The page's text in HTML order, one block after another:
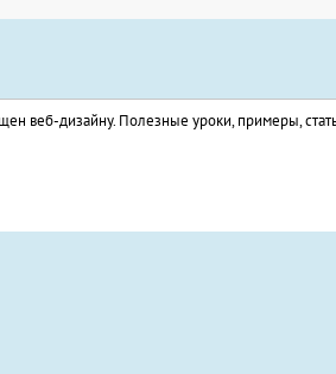
веб-дизайну. Полезные уроки, примеры,